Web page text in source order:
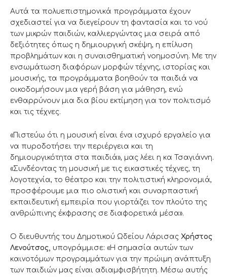
Αυτά τα πολυεπιστημονικά προγράμματα έχουν
σχεδιαστεί για να διεγείρουν τη φαντασία και το νού
των μικρών παιδιών, καλλιεργώντας μια σειρά από
δεξιότητες όπως η δημιουργική σκέψη, η επίλυση
προβλημάτων και η συναισθηματική νοημοσύνη. Με την
ενσωμάτωση διαφόρων μορφών τέχνης, ιστορίας και
μουσικής, τα προγράμματα βοηθούν τα παιδιά να
οικοδομήσουν μια γερή βάση για μάθηση, ενώ
ενθαρρύνουν μια δια βίου εκτίμηση για τον πολιτισμό
και τις τέχνες.
«Πιστεύω ότι η μουσική είναι ένα ισχυρό εργαλείο για
να πυροδοτήσει την περιέργεια και τη
δημιουργικότητα στα παιδιά», μας λέει η κα Τσαγιάννη.
«Συνδέοντας τη μουσική με τις εικαστικές τέχνες, τη
λογοτεχνία, το θέατρο και την πολιτιστική κληρονομιά,
προσφέρουμε μια πιο ολιστική και συναρπαστική
εκπαιδευτική εμπειρία που γιορτάζει τον πλούτο της
ανθρώπινης έκφρασης σε διαφορετικά μέσα».
Ο διευθυντής του Δημοτικού Ωδείου Λάρισας Χρήστος
Λενούτσος, υπογράμμισε: «Η σημασία αυτών των
καινοτόμων προγραμμάτων για την πρώιμη ανάπτυξη
των παιδιών μας είναι αδιαμφισβήτητη. Μέσω αυτής